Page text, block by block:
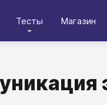
Тесты Магазин